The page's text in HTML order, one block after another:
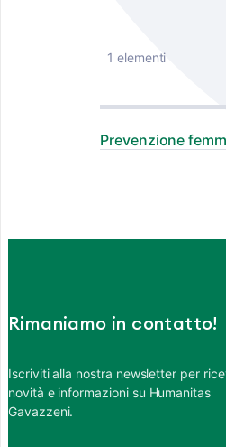
1 elementi
Prevenzione
Rimaniamo in contatto!
Iscriviti alla nostra newsletter per
novità e informazioni su Humanitas
Gavazzeni.